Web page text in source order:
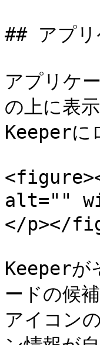
## アプリ
アプリケ
の上に表
Keeperに
alt=""
</p></
Keeperが
ードの候
アイコン